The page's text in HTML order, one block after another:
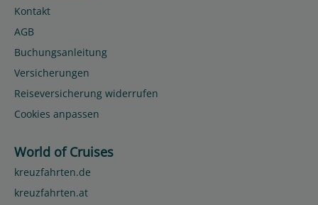
Kontakt
AGB
Buchungsanleitung
Versicherungen
Reiseversicherung widerrufen
Cookies anpassen
World of Cruises
kreuzfahrten.de
kreuzfahrten.at